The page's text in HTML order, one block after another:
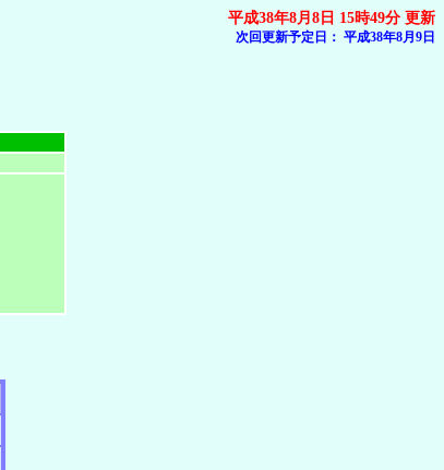
平成38年8月8日 15時49分 更新
次回更新予定日： 平成38年8月9日